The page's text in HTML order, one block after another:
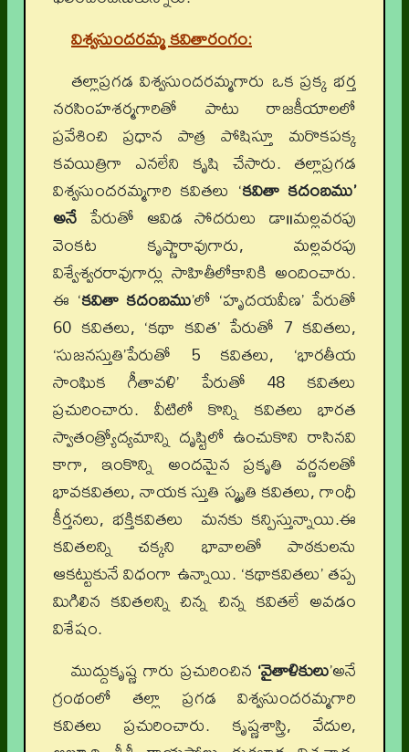
విశ్వసుందరమ్మ కవితారంగం:
తల్లాప్రగడ విశ్వసుందరమ్మగారు ఒక ప్రక్క భర్త
నరసింహశర్మగారితో పాటు రాజకీయాలలో
ప్రవేశించి ప్రధాన పాత్ర పోషిస్తూ మరొకపక్క
కవయిత్రిగా ఎనలేని కృషి చేసారు. తల్లాప్రగడ
విశ్వసుందరమ్మగారి కవితలు ‘కవితా కదంబము’
అనే పేరుతో ఆవిడ సోదరులు డా॥మల్లవరపు
వెంకట కృష్ణారావుగారు, మల్లవరపు
విశ్వేశ్వరరావుగార్లు సాహితీలోకానికి అందించారు.
ఈ ‘కవితా కదంబము’లో ‘హృదయవీణ’ పేరుతో
60 కవితలు, ‘కథా కవిత’ పేరుతో 7 కవితలు,
‘సుజనస్తుతి’పేరుతో 5 కవితలు, ‘భారతీయ
సాంఘిక గీతావళి’ పేరుతో 48 కవితలు
ప్రచురించారు. వీటిలో కొన్ని కవితలు భారత
స్వాతంత్ర్యోద్యమాన్ని దృష్టిలో ఉంచుకొని రాసినవి
కాగా, ఇంకొన్ని అందమైన ప్రకృతి వర్ణనలతో
భావకవితలు, నాయక స్తుతి స్మృతి కవితలు, గాంధీ
కీర్తనలు, భక్తికవితలు మనకు కన్పిస్తున్నాయి.ఈ
కవితలన్ని చక్కని భావాలతో పాఠకులను
ఆకట్టుకునే విధంగా ఉన్నాయి. ‘కథాకవితలు’ తప్ప
మిగిలిన కవితలన్ని చిన్న చిన్న కవితలే అవడం
విశేషం.
ముద్దుకృష్ణ గారు ప్రచురించిన ‘వైతాళికులు’అనే
గ్రంథంలో తల్లా ప్రగడ విశ్వసుందరమ్మగారి
కవితలు ప్రచురించారు. కృష్ణశాస్త్రి, వేదుల,